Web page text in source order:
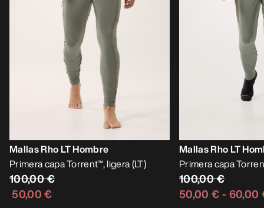
Mallas Rho LT Hombre
Primera capa Torrent™, ligera (LT)
100,00 €
50,00 €
Mallas Rho LT
Primera capa
100,00 €
50,00 €- 60,00